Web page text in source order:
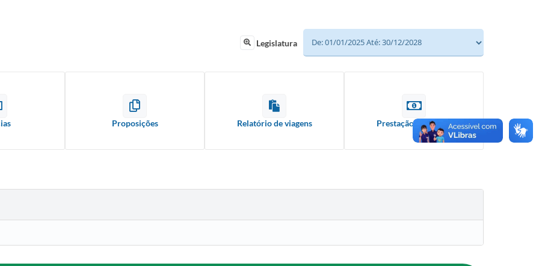
Legislatura
Proposições Relatório de viagens Prestação de contas